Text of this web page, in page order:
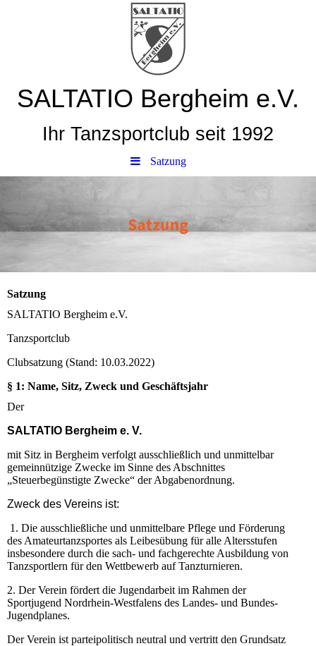
SALTATIO Bergheim e.V.
Ihr Tanzsportclub seit 1992
Satzung
Satzung
SALTATIO Bergheim e.V.
Tanzsportclub
Clubsatzung (Stand: 10.03.2022)
§ 1: Name, Sitz, Zweck und Geschäftsjahr
Der
SALTATIO Bergheim e. V.
mit Sitz in Bergheim verfolgt ausschließlich und unmittelbar
gemeinnützige Zwecke im Sinne des Abschnittes
„Steuerbegünstigte Zwecke“ der Abgabenordnung.
Zweck des Vereins ist:
1. Die ausschließliche und unmittelbare Pflege und Förderung
des Amateurtanzsportes als Leibesübung für alle Altersstufen
insbesondere durch die sach- und fachgerechte Ausbildung von
Tanzsportlern für den Wettbewerb auf Tanzturnieren.
2. Der Verein fördert die Jugendarbeit im Rahmen der
Sportjugend Nordrhein-Westfalens des Landes- und Bundes-
Jugendplanes.
Der Verein ist parteipolitisch neutral und vertritt den Grundsatz